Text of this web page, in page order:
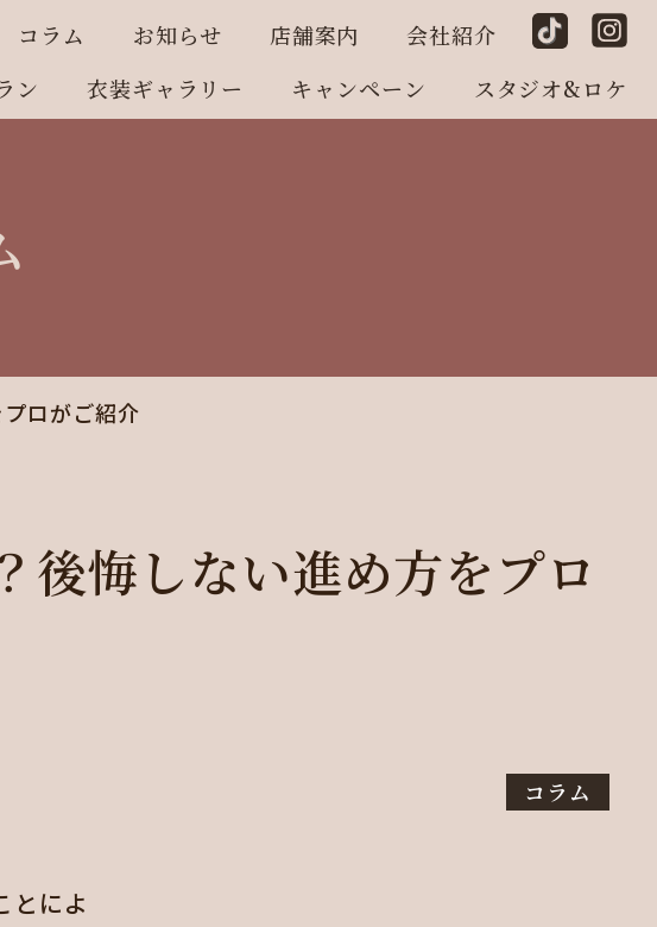
コラム お知らせ 店舗案内
会社紹介
ン 衣装ギャラリー キャンペーン スタジオ&ロケ
ロがご紹介
後悔しない進め方をプロ
コラム
とによ